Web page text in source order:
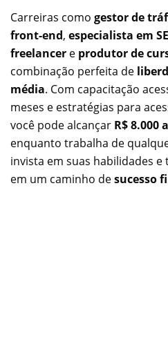
Carreiras como gestor de
front-end, especialista em
freelancer e produtor de
combinação perfeita de
média. Com capacitação
meses e estratégias para
você pode alcançar R$ 8.000
enquanto trabalha de
invista em suas habilidades
em um caminho desucesso